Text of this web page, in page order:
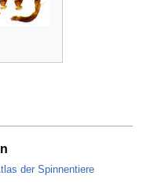
der Spinnentiere